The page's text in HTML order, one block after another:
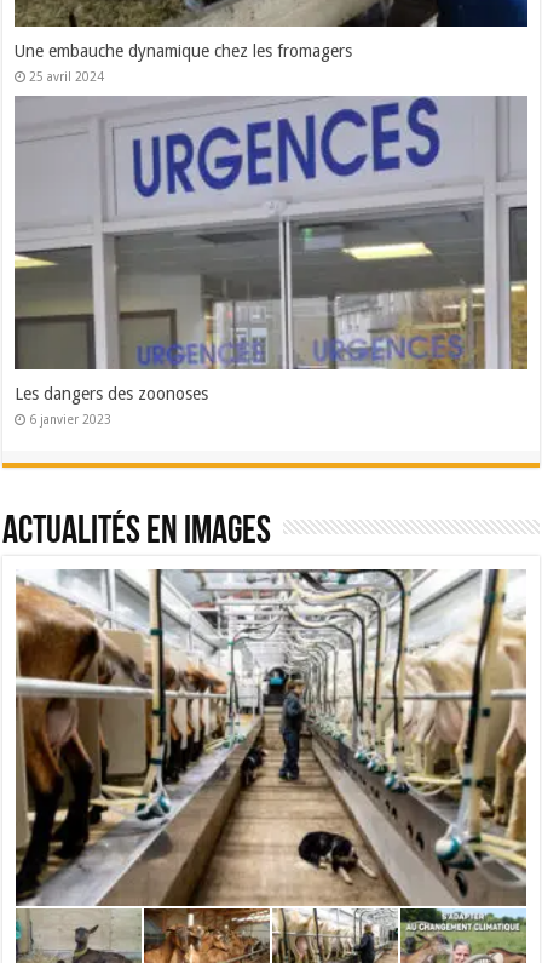
Une embauche dynamique chez les fromagers
25 avril 2024
Les dangers des zoonoses
6 janvier 2023
Actualités en images